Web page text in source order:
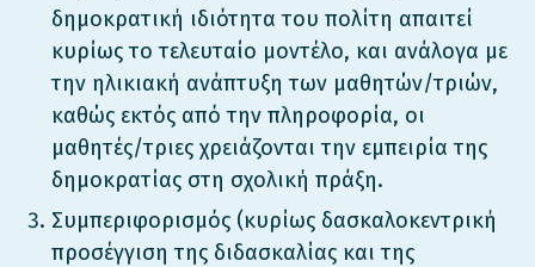
δημοκρατική ιδιότητα του πολίτη απαιτεί
κυρίως το τελευταίο μοντέλο, και ανάλογα με
την ηλικιακή ανάπτυξη των μαθητών/τριών,
καθώς εκτός από την πληροφορία, οι
μαθητές/τριες χρειάζονται την εμπειρία της
δημοκρατίας στη σχολική πράξη.
Συμπεριφορισμός (κυρίως δασκαλοκεντρική
προσέγγιση της διδασκαλίας και της